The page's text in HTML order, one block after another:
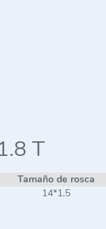
T
Tamaño de rosca
14*1,5